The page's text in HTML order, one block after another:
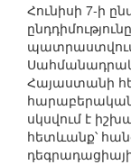
Հունիսի 7-ի
պատրաստվում
Հայաստանի
հարաբերական
սկսվում է
հետևանք՝